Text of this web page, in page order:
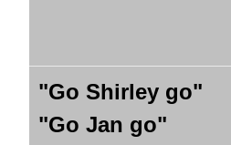
"Go Shirley go"
"Go Jan go"